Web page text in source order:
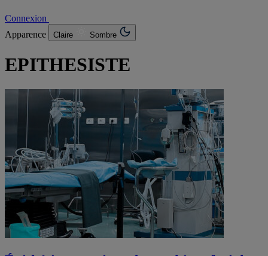
Connexion
Apparence
Claire Sombre
EPITHESISTE